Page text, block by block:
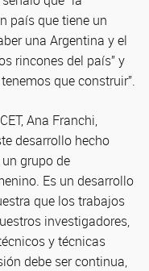
país que tiene un
una Argentina y el
rincones del país” y
que construir”.
Ana Franchi,
desarrollo hecho
grupo de
Es un desarrollo
que los trabajos
investigadores,
y técnicas
debe ser continua,